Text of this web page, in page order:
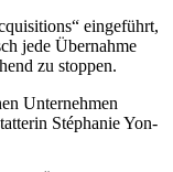
eingeführt,
jede Übernahme
zu stoppen.
Unternehmen
Stéphanie Yon-